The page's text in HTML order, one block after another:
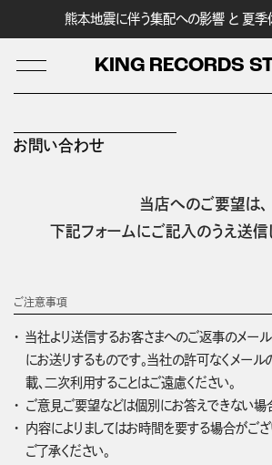
熊本地震に伴う集配への影響 と 夏季
KING RECORDS
お問い合わせ
当店へのご要望は、
下記フォームにご記入のうえ送信
ご注意事項
当社より送信するお客さまへのご返事のメール
にお送りするものです。当社の許可なくメー
載、二次利用することはご遠慮ください。
ご意見ご要望などは個別にお答えできない場
内容によりましてはお時間を要する場合がご
ご了承ください。